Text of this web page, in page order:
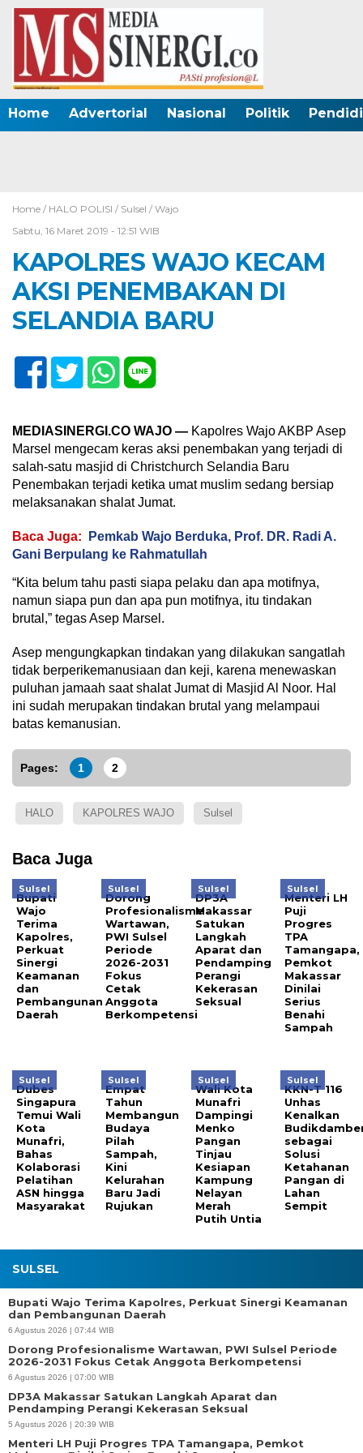
Home Advertorial Nasional Politik
Home / HALO POLISI / Sulsel / Wajo
Sabtu, 16 Maret 2019 - 12:51 WIB
KAPOLRES WAJO KECAM
AKSI PENEMBAKAN DI
SELANDIA BARU
MEDIASINERGI.CO WAJO — Kapolres Wajo AKBP Asep
Marsel mengecam keras aksi penembakan yang terjadi di
salah-satu masjid di Christchurch Selandia Baru
Penembakan terjadi ketika umat muslim sedang bersiap
melaksanakan shalat Jumat.
Baca Juga:
Pemkab Wajo Berduka, Prof. DR. Radi A.
Gani Berpulang ke Rahmatullah
“Kita belum tahu pasti siapa pelaku dan apa motifnya,
namun siapa pun dan apa pun motifnya, itu tindakan
brutal,” tegas Asep Marsel.
Asep mengungkapkan tindakan yang dilakukan sangatlah
tidak berperikemanusiaan dan keji, karena menewaskan
puluhan jamaah saat shalat Jumat di Masjid Al Noor. Hal
ini sudah merupakan tindakan brutal yang melampaui
batas kemanusian.
Pages: 1 2
HALO KAPOLRES WAJO Sulsel
Baca Juga
Sulsel
Bupati
Wajo
Terima
Kapolres,
Perkuat
Sinergi
Keamanan
dan
Pembangunan
Daerah
Sulsel
Dorong
Profesionalisme
Wartawan,
PWI Sulsel
Periode
2026-2031
Fokus
Cetak
Anggota
Berkompetensi
Sulsel
DP3A
Makassar
Satukan
Langkah
Aparat dan
Pendamping
Perangi
Kekerasan
Seksual
Sulsel
Menteri LH
Puji
Progres
TPA
Tamangapa,
Pemkot
Makassar
Dinilai
Serius
Benahi
Sampah
Sulsel
Dubes
Singapura
Temui Wali
Kota
Munafri,
Bahas
Kolaborasi
Pelatihan
ASN hingga
Masyarakat
Sulsel
Empat
Tahun
Membangun
Budaya
Pilah
Sampah,
Kini
Kelurahan
Baru Jadi
Rujukan
Sulsel
Wali Kota
Munafri
Dampingi
Menko
Pangan
Tinjau
Kesiapan
Kampung
Nelayan
Merah
Putih Untia
Sulsel
KKN-T 116
Unhas
Kenalkan
sebagai
Solusi
Ketahanan
Pangan di
Lahan
Sempit
SULSEL
Bupati Wajo Terima Kapolres, Perkuat Sinergi Keamanan
dan Pembangunan Daerah
6 Agustus 2026 | 07:44 WIB
Dorong Profesionalisme Wartawan, PWI Sulsel Periode
2026-2031 Fokus Cetak Anggota Berkompetensi
6 Agustus 2026 | 07:00 WIB
DP3A Makassar Satukan Langkah Aparat dan
Pendamping Perangi Kekerasan Seksual
5 Agustus 2026 | 20:39 WIB
Menteri LH Puji Progres TPA Tamangapa, Pemkot